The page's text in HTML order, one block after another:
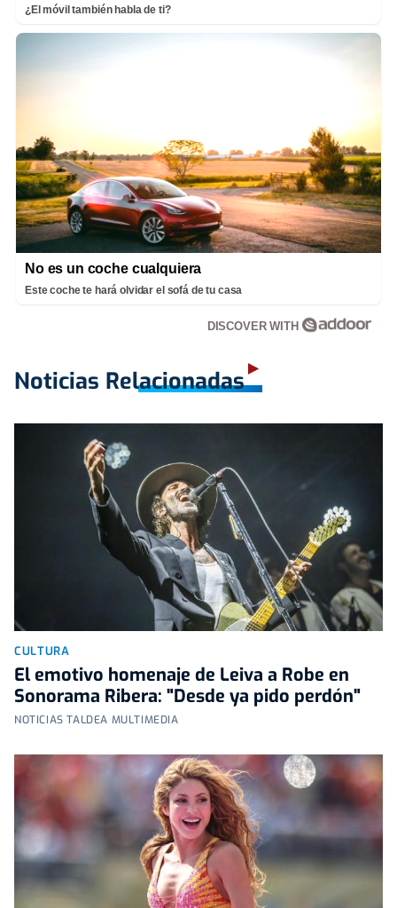
¿El móvil también habla de ti?
No es un coche cualquiera
Este coche te hará olvidar el sofá de tu casa
DISCOVER WITH
Noticias Relacionadas
CULTURA
El emotivo homenaje de Leiva a Robe en
Sonorama Ribera: "Desde ya pido perdón"
NOTICIAS TALDEA MULTIMEDIA